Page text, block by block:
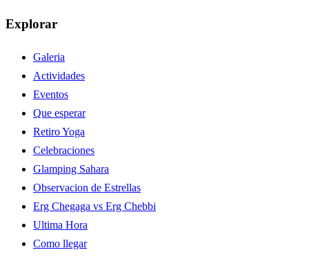
Explorar
Galeria
Actividades
Eventos
Que esperar
Retiro Yoga
Celebraciones
Glamping Sahara
Observacion de Estrellas
Erg Chegaga vs Erg Chebbi
Ultima Hora
Como llegar